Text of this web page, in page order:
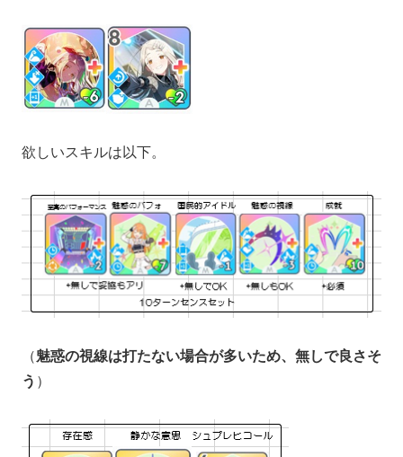
欲しいスキルは以下。
（魅惑の視線は打たない場合が多いため、無しで良さそ
う ）